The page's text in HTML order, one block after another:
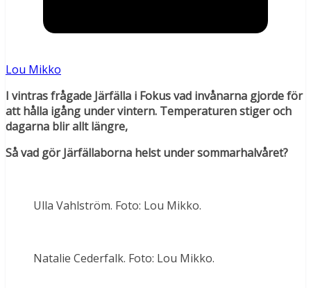
Lou Mikko
I vintras frågade Järfälla i Fokus vad invånarna gjorde för
att hålla igång under vintern. Temperaturen stiger och
dagarna blir allt längre,
Så vad gör Järfällaborna helst under sommarhalvåret?
Ulla Vahlström. Foto: Lou Mikko.
Natalie Cederfalk. Foto: Lou Mikko.